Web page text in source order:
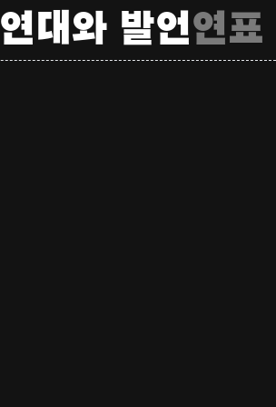
연대와 발언연표